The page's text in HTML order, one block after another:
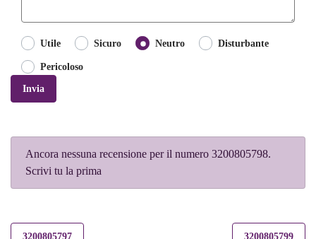
Utile Sicuro Neutro Disturbante
Pericoloso
Invia
Ancora nessuna recensione per il numero 3200805798.
Scrivi tu la prima
3200805797 3200805799